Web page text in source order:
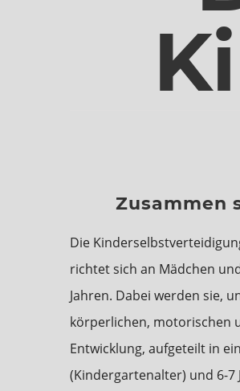
Zusammen
Die
richtet sich an Mädchen
Jahren. Dabei werden sie,
körperlichen, motorischen
Entwicklung, aufgeteilt in
(Kindergartenalter) und 6-7